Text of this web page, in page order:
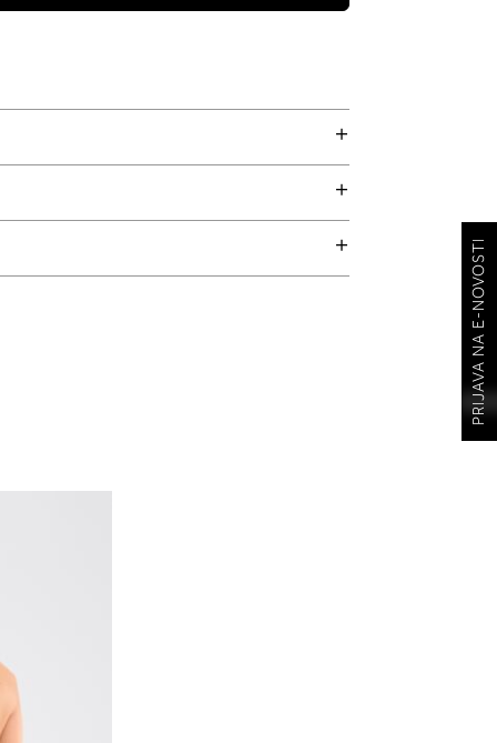
PRIJAVA NA E-NOVOSTI